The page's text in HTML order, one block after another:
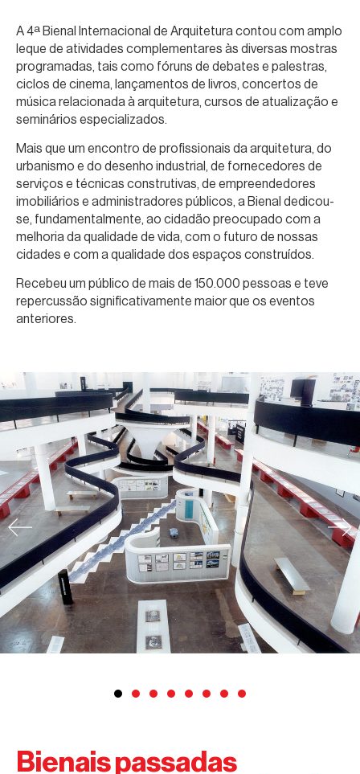
A 4ª Bienal Internacional de Arquitetura contou com amplo
leque de atividades complementares às diversas mostras
programadas, tais como fóruns de debates e palestras,
ciclos de cinema, lançamentos de livros, concertos de
música relacionada à arquitetura, cursos de atualização e
seminários especializados.
Mais que um encontro de profissionais da arquitetura, do
urbanismo e do desenho industrial, de fornecedores de
serviços e técnicas construtivas, de empreendedores
imobiliários e administradores públicos, a Bienal dedicou-
se, fundamentalmente, ao cidadão preocupado com a
melhoria da qualidade de vida, com o futuro de nossas
cidades e com a qualidade dos espaços construídos.
Recebeu um público de mais de 150.000 pessoas e teve
repercussão significativamente maior que os eventos
anteriores.
Bienais passadas